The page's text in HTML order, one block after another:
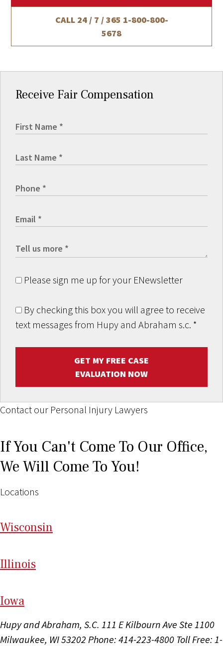
CALL 24 / 7 / 365 1-800-800-
5678
Receive Fair Compensation
Please sign me up for your ENewsletter
By checking this box you will agree to receive
text messages from Hupy and Abraham s.c. *
GET MY FREE CASE
EVALUATION NOW
Contact our Personal Injury Lawyers
If You Can't Come To Our Office,
We Will Come To You!
Locations
Wisconsin
Illinois
Iowa
Hupy and Abraham, S.C. 111 E Kilbourn Ave Ste 1100
Milwaukee, WI 53202 Phone: 414-223-4800 Toll Free: 1-